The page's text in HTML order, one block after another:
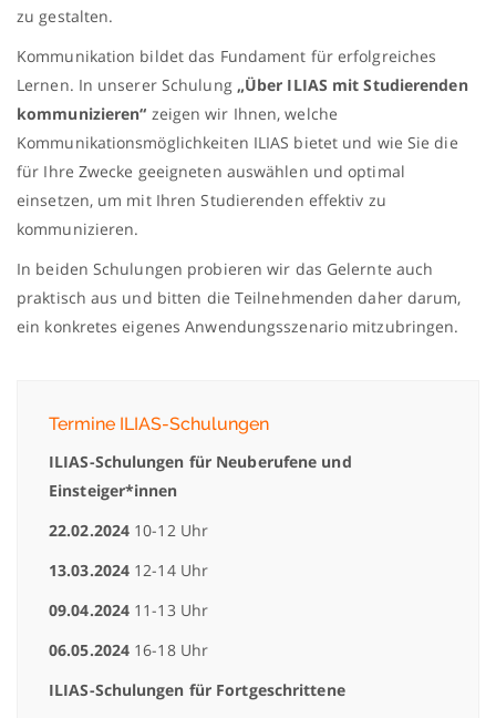
zu gestalten.
Kommunikation bildet das Fundament für erfolgreiches
Lernen. In unserer Schulung „Über ILIAS mit Studierenden
kommunizieren“ zeigen wir Ihnen, welche
Kommunikationsmöglichkeiten ILIAS bietet und wie Sie die
für Ihre Zwecke geeigneten auswählen und optimal
einsetzen, um mit Ihren Studierenden effektiv zu
kommunizieren.
In beiden Schulungen probieren wir das Gelernte auch
praktisch aus und bitten die Teilnehmenden daher darum,
ein konkretes eigenes Anwendungsszenario mitzubringen.
Termine ILIAS-Schulungen
ILIAS-Schulungen für Neuberufene und
Einsteiger*innen
22.02.2024 10-12 Uhr
13.03.2024 12-14 Uhr
09.04.2024 11-13 Uhr
06.05.2024 16-18 Uhr
ILIAS-Schulungen für Fortgeschrittene